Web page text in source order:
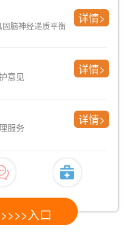
沙盘游戏
洞见人的内
催眠疗法
借助暗示性语
认知行为
改变不合理
开启